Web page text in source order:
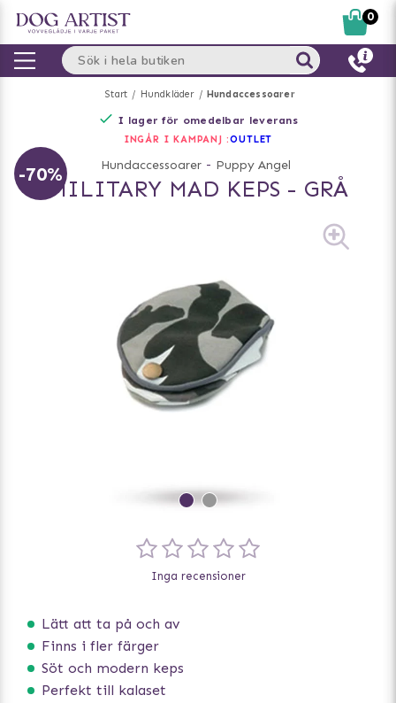
Start Hundkläder Hundaccessoarer
I lager för omedelbar leverans
INGÅR I KAMPANJ :OUTLET
-70% Hundaccessoarer - Puppy Angel
MILITARY MAD KEPS - GRÅ
Lätt att ta på och av
Finns i fler färger
Söt och modern keps
Perfekt till kalaset
Inga recensioner
0